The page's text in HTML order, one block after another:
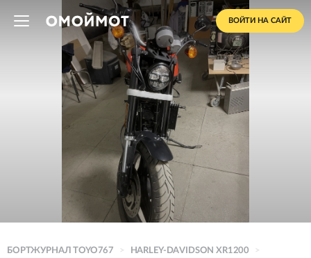
ВОЙТИ НА САЙТ
БОРТЖУРНАЛ TOYO767 > HARLEY-DAVIDSON XR1200
>